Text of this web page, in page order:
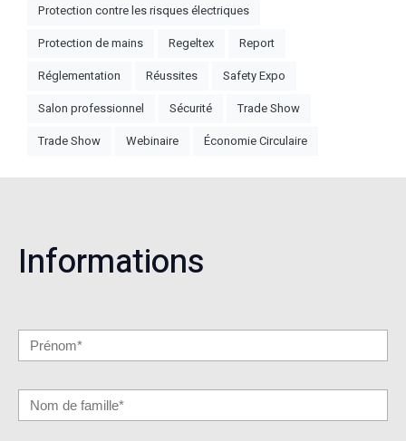
Protection contre les risques électriques
Protection de mains
Regeltex
Report
Réglementation
Réussites
Safety Expo
Salon professionnel
Sécurité
Trade Show
Trade Show
Webinaire Économie Circulaire
Informations